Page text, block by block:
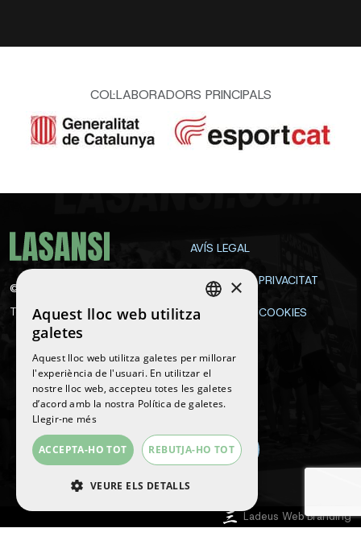
COL·LABORADORS PRINCIPALS
©
Tots els drets reservats
AVÍS LEGAL
POLÍTICA DE PRIVACITAT
POLÍTICA DE COOKIES
Segueix-nos
Ladeus Web Branding
CATALAN
×
Aquest lloc web utilitza
galetes
Aquest lloc web utilitza galetes per millorar
l'experiència de l'usuari. En utilitzar el
nostre lloc web, accepteu totes les galetes
d’acord amb la nostra Política de galetes.
Llegir-ne més
ACCEPTA-HO TOT REBUTJA-HO TOT
VEURE ELS DETALLS